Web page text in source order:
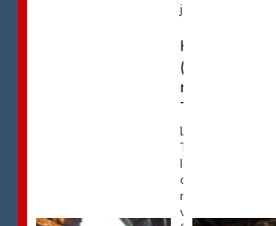
japonais […]
Hoi-An
(Vietnam)
musée de
Tan-Ky
La maison
Tan Ky était
la résidence
d'un riche
marchand
vietnamien.